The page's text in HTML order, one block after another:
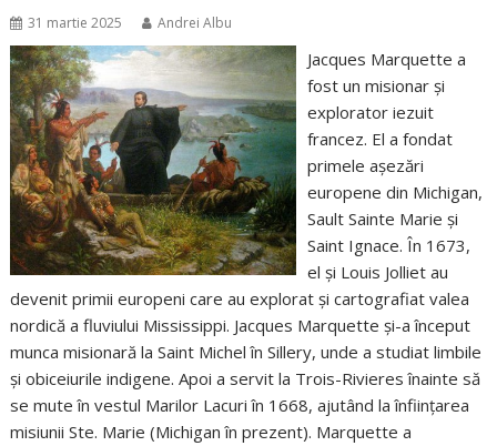
31 martie 2025 Andrei Albu
Jacques Marquette a
fost un misionar și
explorator iezuit
francez. El a fondat
primele așezări
europene din Michigan,
Sault Sainte Marie și
Saint Ignace. În 1673,
el și Louis Jolliet au
devenit primii europeni care au explorat și cartografiat valea
nordică a fluviului Mississippi. Jacques Marquette și-a început
munca misionară la Saint Michel în Sillery, unde a studiat limbile
și obiceiurile indigene. Apoi a servit la Trois-Rivieres înainte să
se mute în vestul Marilor Lacuri în 1668, ajutând la înființarea
misiunii Ste. Marie (Michigan în prezent). Marquette a